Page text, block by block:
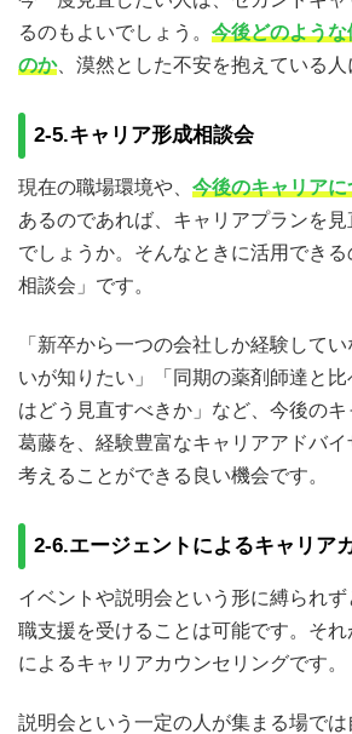
るのもよいでしょう。 今後どのよう
のか、漠然とした不安を抱えている人
2-5.キャリア形成相談会
現在の職場環境や、 今後のキャリア
あるのであれば、キャリアプランを
でしょうか。そんなときに活用でき
相談会」です。
「新卒から一つの会社しか経験して
いが知りたい」「同期の薬剤師達と
はどう見直すべきか」など、今後の
葛藤を、経験豊富なキャリアアドバ
考えることができる良い機会です。
2-6.エージェントによるキャリア
イベントや説明会という形に縛られ
職支援を受けることは可能です。そ
によるキャリアカウンセリングです。
説明会という一定の人が集まる場で